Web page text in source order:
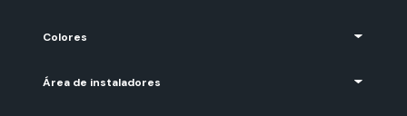
Colores
Área de instaladores